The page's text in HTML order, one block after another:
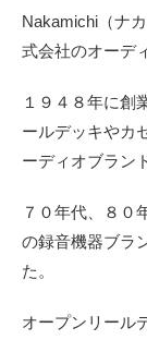
Nakamichi（ナ
式会社のオーデ
１９４８年に創
ールデッキやカ
ーディオブラン
７０年代、８０
の録音機器ブラ
た。
オープンリール